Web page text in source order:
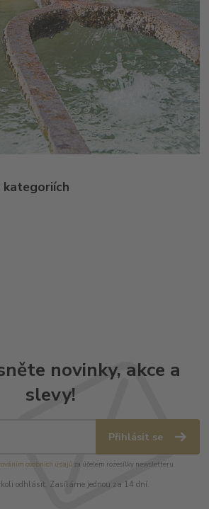
kategoriích
novinky, akce a
slevy!
Přihlásit se
osobních údajůza účelem rozesílky newsletteru.
odhlásit. Zasíláme jednou za 14 dní.